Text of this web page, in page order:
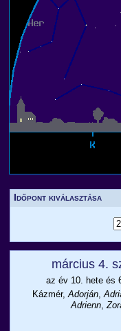
Időpont kiválasztása
március 4.
az év 10. hete és
Kázmér,Adorján,
Adrienn,